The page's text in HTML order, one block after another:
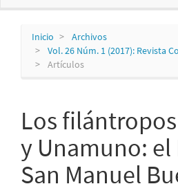
Inicio
Archivos
Vol. 26 Núm. 1 (2017): Revista
Artículos
Los
y Unamuno: el
San Manuel